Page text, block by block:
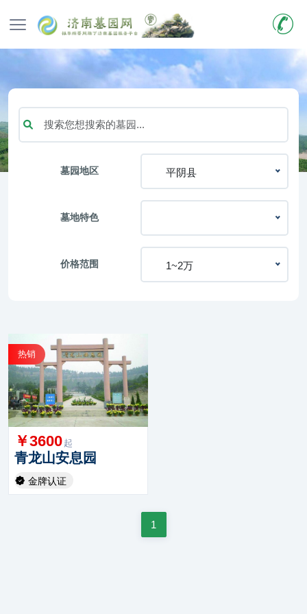
墓园地区 平阴县
墓地特色
价格范围 1~2万
热销
￥3600 起
青龙山安息园
金牌认证
1